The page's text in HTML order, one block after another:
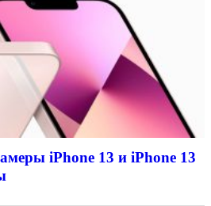
iPhone 13 и iPhone 13